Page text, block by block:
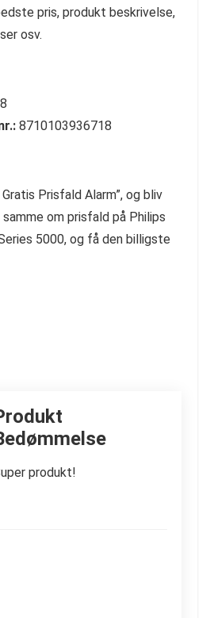
pris, produkt beskrivelse,
osv.
8710103936718
Prisfald Alarm”, og bliv
om prisfald på Philips
5000, og få den billigste
produkt!